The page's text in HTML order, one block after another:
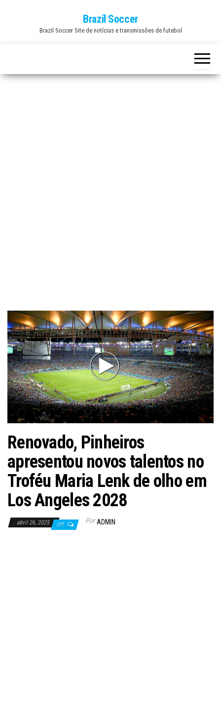
Brazil Soccer
Brazil Soccer Site de notícias e transmissões de futebol
Renovado, Pinheiros
apresentou novos talentos no
Troféu Maria Lenk de olho em
Los Angeles 2028
abril 26, 2025 Off Por ADMIN